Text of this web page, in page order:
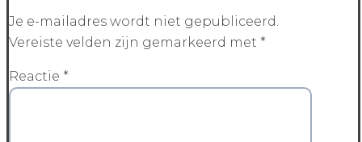
Je e-mailadres wordt niet gepubliceerd.
Vereiste velden zijn gemarkeerd met *
Reactie *